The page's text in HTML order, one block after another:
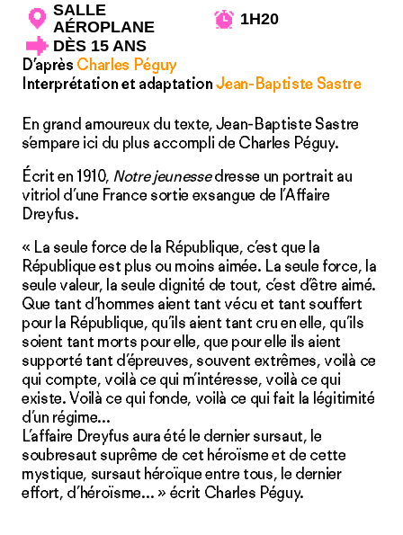
SALLE
AÉROPLANE
1H20
DÈS 15 ANS
D’après Charles Péguy
Interprétation et adaptationJean-Baptiste Sastre
En grand amoureux du texte, Jean-Baptiste Sastre
s’empare ici du plus accompli de Charles Péguy.
Écrit en 1910, Notre jeunessedresse un portrait au
vitriol d’une France sortie exsangue de l’Affaire
Dreyfus.
« La seule force de la République, c’est que la
République est plus ou moins aimée. La seule force, la
seule valeur, la seule dignité de tout, c’est d’être aimé.
Que tant d’hommes aient tant vécu et tant souffert
pour la République, qu’ils aient tant cru en elle, qu’ils
soient tant morts pour elle, que pour elle ils aient
supporté tant d’épreuves, souvent extrêmes, voilà ce
qui compte, voilà ce qui m’intéresse, voilà ce qui
existe. Voilà ce qui fonde, voilà ce qui fait la légitimité
d’un régime…
L’affaire Dreyfus aura été le dernier sursaut, le
soubresaut suprême de cet héroïsme et de cette
mystique, sursaut héroïque entre tous, le dernier
effort, d’héroïsme… » écrit Charles Péguy.